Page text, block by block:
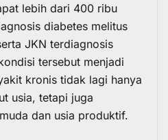
lebih dari 400 ribu
diabetes melitus
JKN terdiagnosis
tersebut menjadi
kronis tidak lagi hanya
usia, tetapi juga
dan usia produktif.